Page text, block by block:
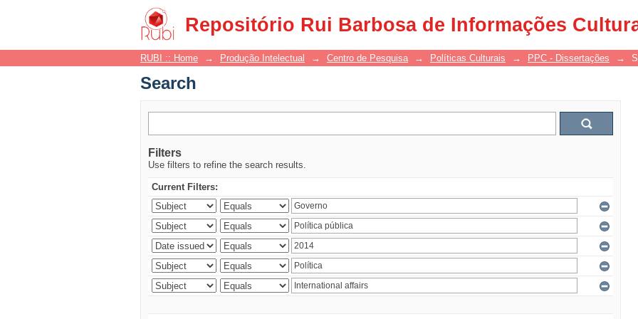
Repositório Rui Barbosa de Informações
Search
RUBI :: Home → Produção Intelectual → Centro de Pesquisa → Políticas Culturais → PPC - Dissertações →
Search
Filters
Use filters to refine the search results.
Current Filters: